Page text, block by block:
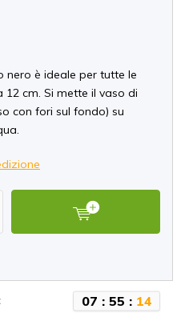
nero è ideale per tutte le
cm. Si mette il vaso di
con fori sul fondo) su
07 : 55 : 14